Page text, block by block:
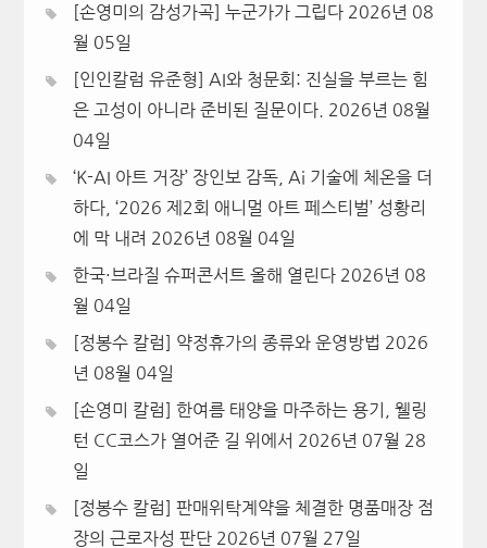
[손영미의 감성가곡] 누군가가 그립다 2026년 08
월 05일
[인인칼럼 유준형] AI와 청문회: 진실을 부르는 힘
은 고성이 아니라 준비된 질문이다.
2026년 08월
04일
‘K-AI 아트 거장’ 장인보 감독, Ai 기술에 체온을 더
하다, ‘2026 제2회 애니멀 아트 페스티벌’ 성황리
에 막 내려 2026년 08월 04일
한국·브라질 슈퍼콘서트 올해 열린다 2026년 08
월 04일
[정봉수 칼럼] 약정휴가의 종류와 운영방법 2026
년 08월 04일
[손영미 칼럼] 한여름 태양을 마주하는 용기, 웰링
턴 CC코스가 열어준 길 위에서 2026년 07월 28
일
[정봉수 칼럼] 판매위탁계약을 체결한 명품매장 점
장의 근로자성 판단 2026년 07월 27일